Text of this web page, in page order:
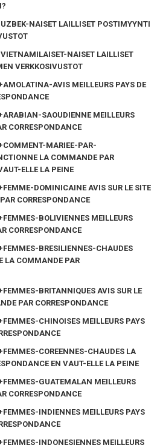
NAISET LAILLISET POSTIMYYNTI
NAISET LAILLISET
VERKKOSIVUSTOT
AVIS MEILLEURS PAYS DE
SAOUDIENNE MEILLEURS
CORRESPONDANCE
MARIEE-PAR-
LA COMMANDE PAR
ELLE LA PEINE
DOMINICAINE AVIS SUR LE SITE
CORRESPONDANCE
BOLIVIENNES MEILLEURS
CORRESPONDANCE
BRESILIENNES-CHAUDES
LA COMMANDE PAR
BRITANNIQUES AVIS SUR LE
PAR CORRESPONDANCE
CHINOISES MEILLEURS PAYS
COREENNES-CHAUDES LA
EN VAUT-ELLE LA PEINE
GUATEMALAN MEILLEURS
CORRESPONDANCE
INDIENNES MEILLEURS PAYS
INDONESIENNES MEILLEURS